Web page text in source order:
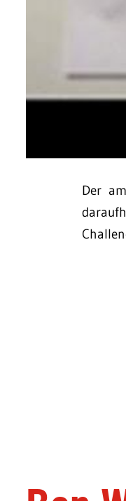
Der